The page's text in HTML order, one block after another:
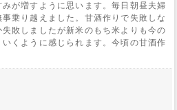
が増すように思います。毎日朝昼夫婦
乗り越えました。甘酒作りで失敗しな
敗しましたが新米のもち米よりも今の
くように感じられます。今頃の甘酒作